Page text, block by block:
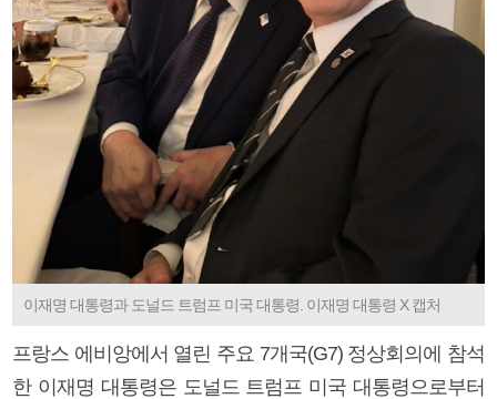
이재명 대통령과 도널드 트럼프 미국 대통령. 이재명 대통령 X 캡처
프랑스 에비앙에서 열린 주요 7개국(G7) 정상회의에 참석
한 이재명 대통령은 도널드 트럼프 미국 대통령으로부터